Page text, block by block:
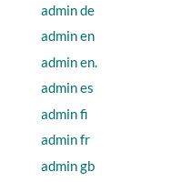
admin de
admin en
admin en.
admin es
admin fi
admin fr
admin gb